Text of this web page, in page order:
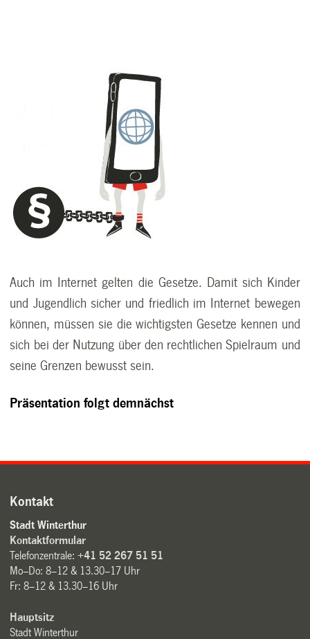
Auch im Internet gelten die Gesetze. Damit sich Kinder
und Jugendlich sicher und friedlich im Internet bewegen
können, müssen sie die wichtigsten Gesetze kennen und
sich bei der Nutzung über den rechtlichen Spielraum und
seine Grenzen bewusst sein.
Präsentation folgt demnächst
Kontakt
Stadt Winterthur
Kontaktformular
Telefonzentrale:+41 52 267 51 51
Mo–Do: 8–12 & 13.30–17 Uhr
Fr: 8–12 & 13.30–16 Uhr
Hauptsitz
Stadt Winterthur